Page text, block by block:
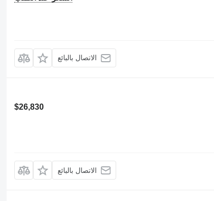
الاتصال بالبائع
$26,830
الاتصال بالبائع